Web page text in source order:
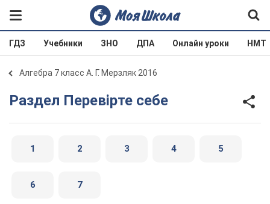
ГДЗ Учебники ЗНО ДПА Онлайн уроки НМТ
Алгебра 7 класс А. Г. Мерзляк 2016
Раздел Перевiрте себе
1 2 3 4 5
6 7